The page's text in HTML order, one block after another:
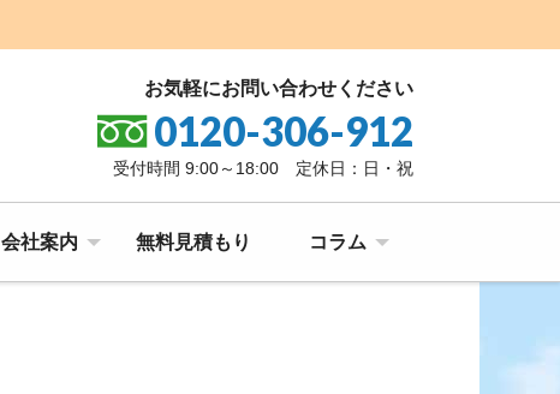
お気軽にお問い合わせください
0120-306-912
受付時間 9:00～18:00 定休日：日・祝
会社案内 無料見積もり コラム